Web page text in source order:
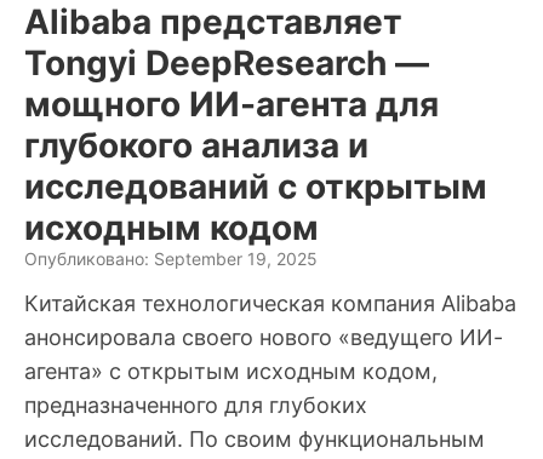
Alibaba представляет
Tongyi DeepResearch —
мощного ИИ-агента для
глубокого анализа и
исследований с открытым
исходным кодом
Опубликовано: September 19, 2025
Китайская технологическая компания Alibaba
анонсировала своего нового «ведущего ИИ-
агента» с открытым исходным кодом,
предназначенного для глубоких
исследований. По своим функциональным